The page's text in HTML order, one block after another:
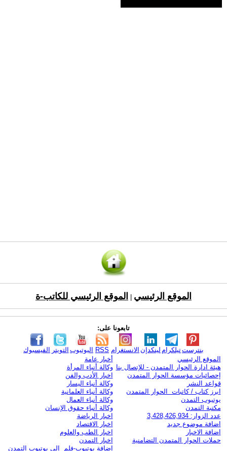
الموقع الرئيسي الموقع الرئيسي للكاتب-ة
تابعونا على:
الفيسبوك التويتر اليوتيوب RSS الانستغرام لينكدإن تيلكرامبنترست
الموقع الرئيسي
هيئة ادارة الحوار المتمدن - للإتصال بنا
إحصائيات مؤسسة الحوار المتمدن
قواعد النشر
ابرز كتاب / كاتبات الحوار المتمدن
يوتيوب التمدن
مكتبة التمدن
عدد الزوار: 3,428,426,934
اضافة موضوع جديد
اضافة الاخبار
حملات الحوار المتمدن التضامنية
أخبار عامة
وكالة أنباء المرأة
اخبار الأدب والفن
وكالة أنباء اليسار
وكالة أنباء العلمانية
وكالة أنباء العمال
وكالة أنباء حقوق الإنسان
اخبار الرياضة
اخبار الاقتصاد
اخبار الطب والعلوم
اخبار التمدن
إضافة يوتيوب-فلم إلى يوتيوب التمدن